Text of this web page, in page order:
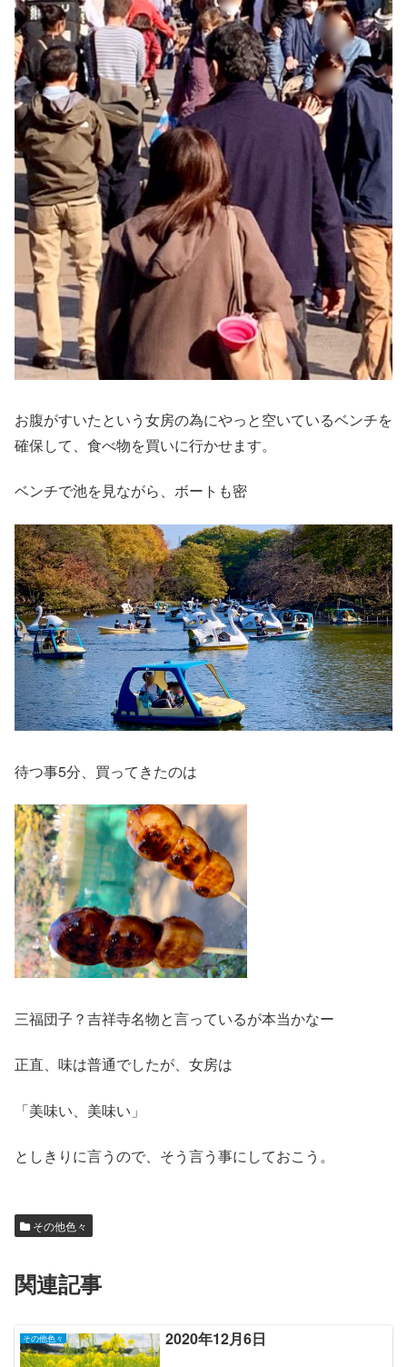
お腹がすいたという女房の為にやっと空いているベンチを
確保して、食べ物を買いに行かせます。
ベンチで池を見ながら、ボートも密
待つ事5分、買ってきたのは
三福団子？吉祥寺名物と言っているが本当かなー
正直、味は普通でしたが、女房は
「美味い、美味い」
としきりに言うので、そう言う事にしておこう。
その他色々
関連記事
その他色々 2020年12月6日